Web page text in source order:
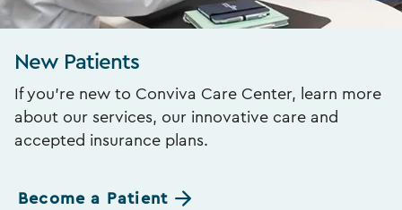
New Patients
If you’re new to Conviva Care Center, learn more
about our services, our innovative care and
accepted insurance plans.
Become a Patient